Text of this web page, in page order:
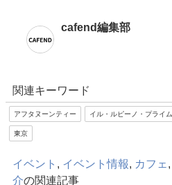
cafend編集部
関連キーワード
アフタヌーンティー イル・ルピーノ・プライム
東京
イベント イベント情報 カフェ
介の関連記事